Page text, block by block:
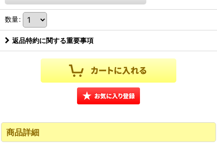
数量:
返品特約に関する重要事項
商品詳細